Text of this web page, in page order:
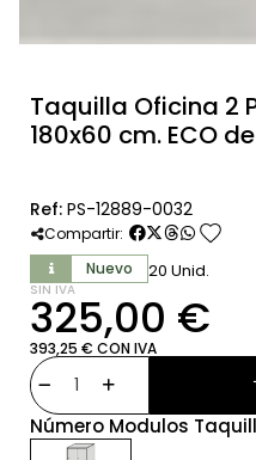
Taquilla Oficina 2
180x60 cm. ECO
Ref: PS-12889-0032
Compartir: favorite
Nuevo 20 Unid.
SIN IVA
325,00 €
393,25 € CON IVA
Número Modulos